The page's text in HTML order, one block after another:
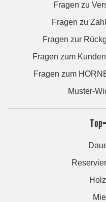
Fragen zu
Fragen zu
Fragen zur
Fragen zum
Fragen zum
Muster-